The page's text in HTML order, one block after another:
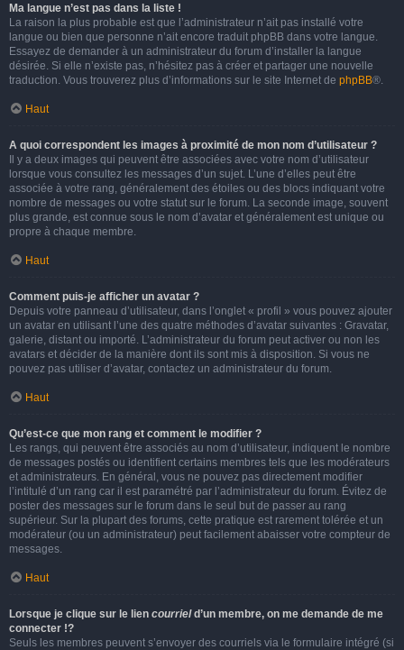
Ma langue n’est pas dans la liste !
La raison la plus probable est que l’administrateur n’ait pas installé votre
langue ou bien que personne n’ait encore traduit phpBB dans votre langue.
Essayez de demander à un administrateur du forum d’installer la langue
désirée. Si elle n’existe pas, n’hésitez pas à créer et partager une nouvelle
traduction. Vous trouverez plus d’informations sur le site Internet de phpBB®.
Haut
A quoi correspondent les images à proximité de mon nom d’utilisateur ?
Il y a deux images qui peuvent être associées avec votre nom d’utilisateur
lorsque vous consultez les messages d’un sujet. L’une d’elles peut être
associée à votre rang, généralement des étoiles ou des blocs indiquant votre
nombre de messages ou votre statut sur le forum. La seconde image, souvent
plus grande, est connue sous le nom d’avatar et généralement est unique ou
propre à chaque membre.
Haut
Comment puis-je afficher un avatar ?
Depuis votre panneau d’utilisateur, dans l’onglet « profil » vous pouvez ajouter
un avatar en utilisant l’une des quatre méthodes d’avatar suivantes : Gravatar,
galerie, distant ou importé. L’administrateur du forum peut activer ou non les
avatars et décider de la manière dont ils sont mis à disposition. Si vous ne
pouvez pas utiliser d’avatar, contactez un administrateur du forum.
Haut
Qu’est-ce que mon rang et comment le modifier ?
Les rangs, qui peuvent être associés au nom d’utilisateur, indiquent le nombre
de messages postés ou identifient certains membres tels que les modérateurs
et administrateurs. En général, vous ne pouvez pas directement modifier
l’intitulé d’un rang car il est paramétré par l’administrateur du forum. Évitez de
poster des messages sur le forum dans le seul but de passer au rang
supérieur. Sur la plupart des forums, cette pratique est rarement tolérée et un
modérateur (ou un administrateur) peut facilement abaisser votre compteur de
messages.
Haut
Lorsque je clique sur le lien courrield’un membre, on me demande de me
connecter !?
Seuls les membres peuvent s’envoyer des courriels via le formulaire intégré (si